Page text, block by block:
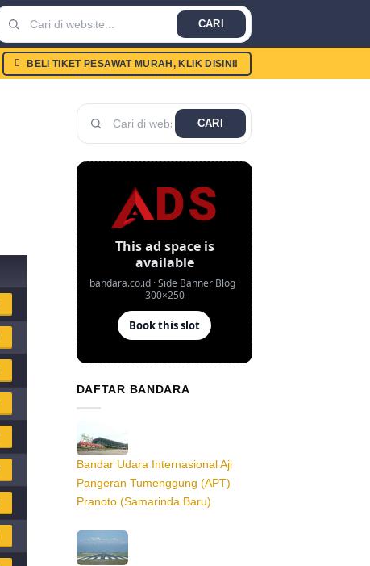
CARI
BELI TIKET PESAWAT MURAH, KLIK DISINI!
CARI
DAFTAR BANDARA
Bandar Udara Internasional Aji
Pangeran Tumenggung (APT)
Pranoto (Samarinda Baru)